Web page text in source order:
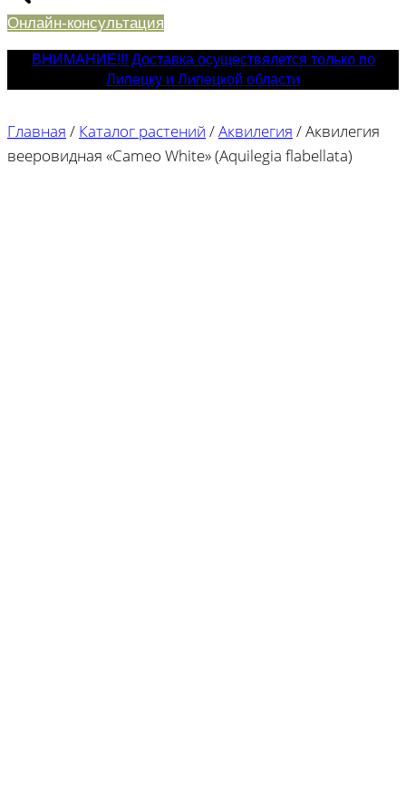
Онлайн-консультация
ВНИМАНИЕ!!! Доставка осуществялется только по
Липецку и Липецкой области
Главная / Каталог растений /Аквилегия /Аквилегия
вееровидная «Cameo White» (Aquilegia flabellata)